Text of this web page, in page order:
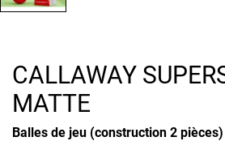
CALLAWAY
MATTE
Balles de jeu (construction 2 pièces)